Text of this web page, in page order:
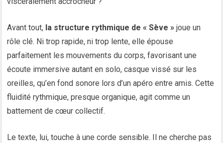
Avant tout, la structure rythmique de « Sève » joue un
rôle clé. Ni trop rapide, ni trop lente, elle épouse
parfaitement les mouvements du corps, favorisant une
écoute immersive autant en solo, casque vissé sur les
oreilles, qu’en fond sonore lors d’un apéro entre amis. Cette
fluidité rythmique, presque organique, agit comme un
battement de cœur collectif.
Le texte, lui, touche à une corde sensible. Il ne cherche pas